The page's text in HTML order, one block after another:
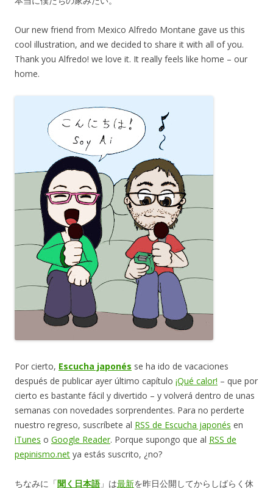
Our new friend from Mexico Alfredo Montane gave us this
cool illustration, and we decided to share it with all of you.
Thank you Alfredo! we love it. It really feels like home – our
home.
Por cierto, Escucha japonés se ha ido de vacaciones
después de publicar ayer último capítulo ¡Qué calor! – que por
cierto es bastante fácil y divertido – y volverá dentro de unas
semanas con novedades sorprendentes. Para no perderte
nuestro regreso, suscríbete al RSS de Escucha japonés en
iTunes o Google Reader. Porque supongo que al RSS de
pepinismo.net ya estás suscrito, ¿no?
ちなみに「聞く日本語 」は最新を昨日公開してからしばらく休